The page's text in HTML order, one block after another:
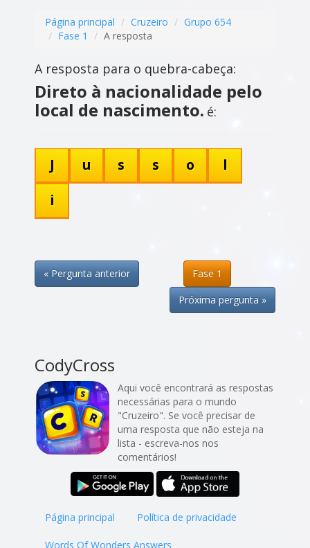
Página principal Cruzeiro
Grupo 654
Fase 1
A resposta
A resposta para o quebra-cabeça:
Direto à nacionalidade pelo
local de nascimento. é:
J u s s o
l
i
« Pergunta anterior
Fase 1
Próxima pergunta »
CodyCross
Aqui você encontrará as respostas
necessárias para o mundo
"Cruzeiro". Se você precisar de
uma resposta que não esteja na
lista - escreva-nos nos
comentários!
Página principal Política de privacidade
Words Of Wonders Answers